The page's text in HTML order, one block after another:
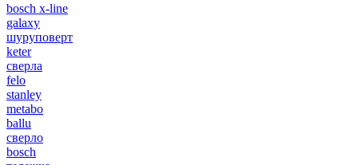
bosch x-line
galaxy
шуруповерт
keter
сверла
felo
stanley
metabo
ballu
сверло
bosch